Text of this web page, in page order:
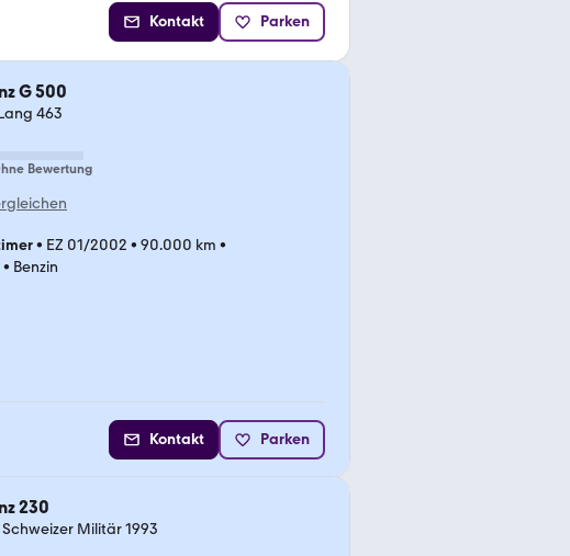
Kontakt Parken
G 500
463
Bewertung
• EZ 01/2002 • 90.000 km •
• Benzin
Kontakt Parken
230
Militär 1993